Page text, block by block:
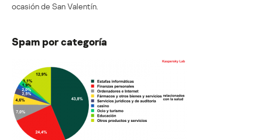
ocasión de San Valentín.
Spam por categoría